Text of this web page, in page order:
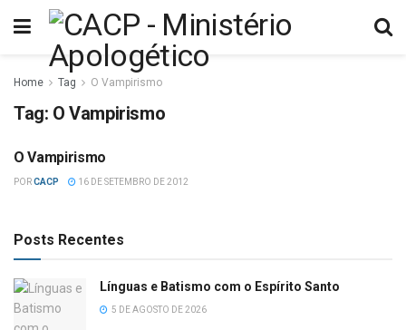
Home Tag O Vampirismo
Tag: O Vampirismo
MÍDIA E FÉ
O Vampirismo
PORCACP 16 DE SETEMBRO DE 2012
Posts Recentes
Línguas e Batismo com o Espírito Santo
5 DE AGOSTO DE 2026